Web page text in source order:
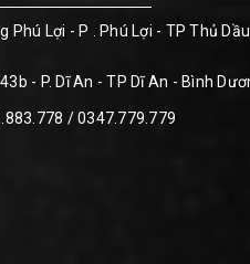
Phú Lợi - P . Phú Lợi - TP Thủ
- P. Dĩ An - TP Dĩ An - Bình
/ 0347.779.779